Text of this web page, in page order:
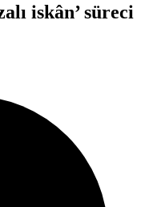
iskân’ süreci